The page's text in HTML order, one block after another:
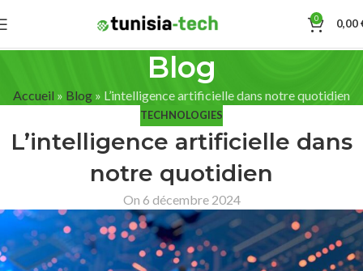
0 0,00
Blog
Accueil » Blog » L’intelligence artificielle dans notre quotidien
TECHNOLOGIES
L’intelligence artificielle dans
notre quotidien
On 6 décembre 2024